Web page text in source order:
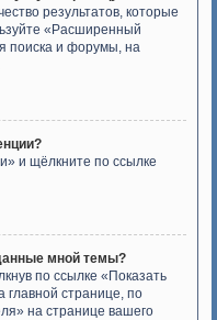
результатов, которые
«Расширенный
поиска и форумы, на
и щёлкните по ссылке
мной темы?
по ссылке «Показать
странице, по
на странице вашего